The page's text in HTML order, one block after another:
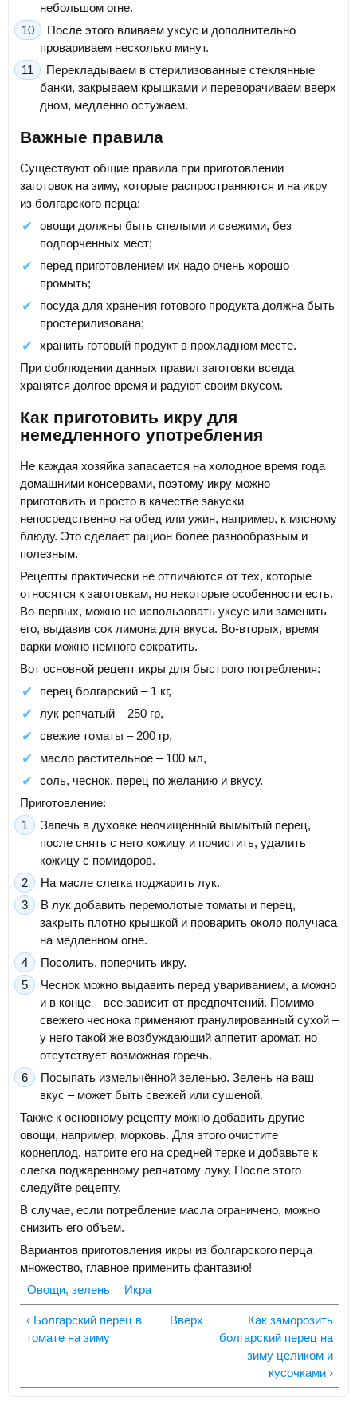
небольшом огне.
После этого вливаем уксус и дополнительно
провариваем несколько минут.
Перекладываем в стерилизованные стеклянные
банки, закрываем крышками и переворачиваем вверх
дном, медленно остужаем.
Важные правила
Существуют общие правила при приготовлении
заготовок на зиму, которые распространяются и на икру
из болгарского перца:
овощи должны быть спелыми и свежими, без
подпорченных мест;
перед приготовлением их надо очень хорошо
промыть;
посуда для хранения готового продукта должна быть
простерилизована;
хранить готовый продукт в прохладном месте.
При соблюдении данных правил заготовки всегда
хранятся долгое время и радуют своим вкусом.
Как приготовить икру для
немедленного употребления
Не каждая хозяйка запасается на холодное время года
домашними консервами, поэтому икру можно
приготовить и просто в качестве закуски
непосредственно на обед или ужин, например, к мясному
блюду. Это сделает рацион более разнообразным и
полезным.
Рецепты практически не отличаются от тех, которые
относятся к заготовкам, но некоторые особенности есть.
Во-первых, можно не использовать уксус или заменить
его, выдавив сок лимона для вкуса. Во-вторых, время
варки можно немного сократить.
Вот основной рецепт икры для быстрого потребления:
перец болгарский – 1 кг,
лук репчатый – 250 гр,
свежие томаты – 200 гр,
масло растительное – 100 мл,
соль, чеснок, перец по желанию и вкусу.
Приготовление:
Запечь в духовке неочищенный вымытый перец,
после снять с него кожицу и почистить, удалить
кожицу с помидоров.
На масле слегка поджарить лук.
В лук добавить перемолотые томаты и перец,
закрыть плотно крышкой и проварить около получаса
на медленном огне.
Посолить, поперчить икру.
Чеснок можно выдавить перед увариванием, а можно
и в конце – все зависит от предпочтений. Помимо
свежего чеснока применяют гранулированный сухой –
у него такой же возбуждающий аппетит аромат, но
отсутствует возможная горечь.
Посыпать измельчённой зеленью. Зелень на ваш
вкус – может быть свежей или сушеной.
Также к основному рецепту можно добавить другие
овощи, например, морковь. Для этого очистите
корнеплод, натрите его на средней терке и добавьте к
слегка поджаренному репчатому луку. После этого
следуйте рецепту.
В случае, если потребление масла ограничено, можно
снизить его объем.
Вариантов приготовления икры из болгарского перца
множество, главное применить фантазию!
Овощи, зелень
Икра
‹ Болгарский перец в
томате на зиму
Вверх
Как заморозить
болгарский перец на
зиму целиком и
кусочками ›